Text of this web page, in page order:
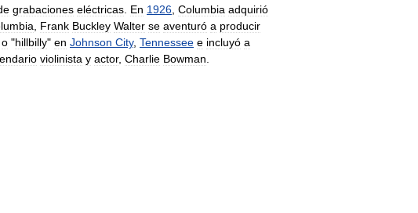
grabaciones eléctricas En 1926 Columbia adquirió
Frank Buckley Walter se aventuró a producir
o "hillbilly" en Johnson City, Tennessee e incluyó a
violinista y actor, Charlie Bowman